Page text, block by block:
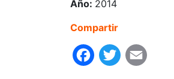
Año: 2014
Compartir
Facebook
Twitter